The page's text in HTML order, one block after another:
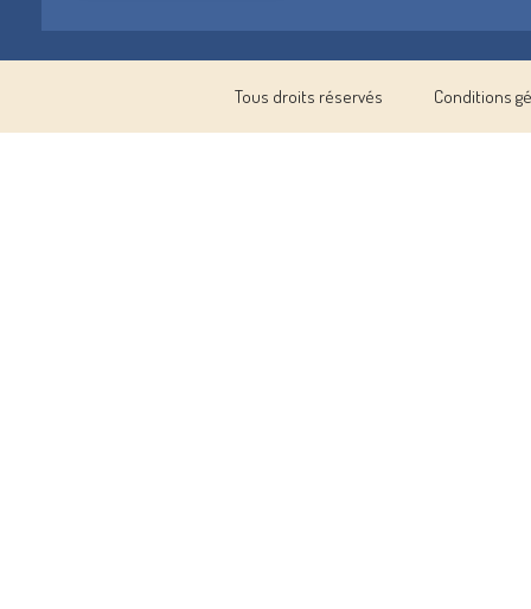
Tous droits réservés Conditions